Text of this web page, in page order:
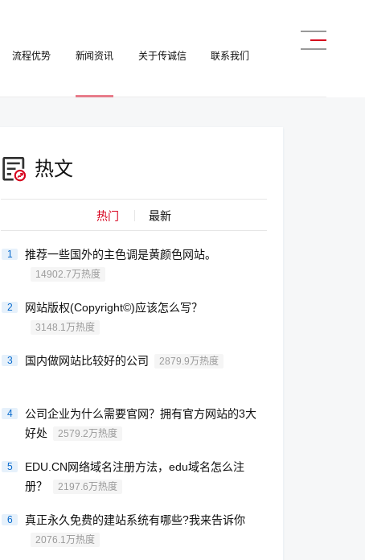
流程优势 新闻资讯 关于传诚信 联系我们
热文
热门 最新
1 推荐一些国外的主色调是黄颜色网站。
14902.7万热度
2 网站版权(Copyright©)应该怎么写？
3148.1万热度
3 国内做网站比较好的公司 2879.9万热度
4
公司企业为什么需要官网？拥有官方网站的3大
好处
2579.2万热度
5
EDU.CN网络域名注册方法，edu域名怎么注
册？
2197.6万热度
6 真正永久免费的建站系统有哪些?我来告诉你
2076.1万热度